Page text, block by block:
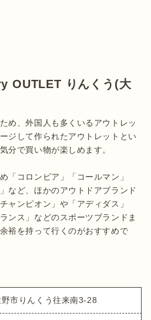
OUTLET りんくう(大
め、外国人も多くいるアウトレッ
ジして作られたアウトレットとい
分で買い物が楽しめます。
「コロンビア」「コールマン」
など、ほかのアウトドアブランド
ャンピオン」や「アディダス」
ンス」などのスポーツブランドま
裕を持って行くのがおすすめで
市りんくう往来南3-28